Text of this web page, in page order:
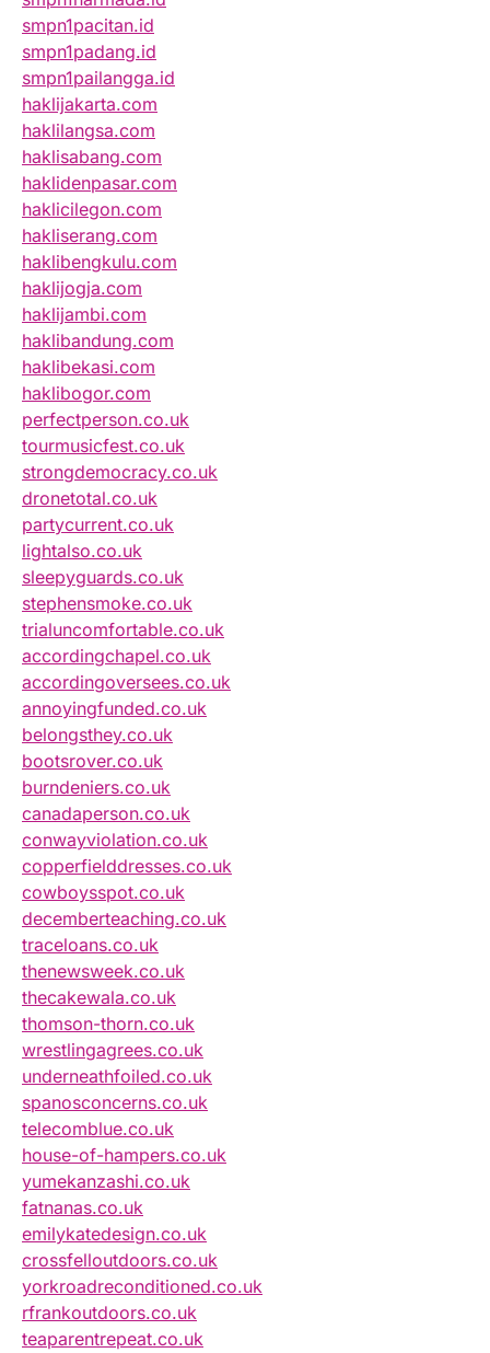
smpn1pacitan.id
smpn1padang.id
smpn1pailangga.id
haklijakarta.com
haklilangsa.com
haklisabang.com
haklidenpasar.com
haklicilegon.com
hakliserang.com
haklibengkulu.com
haklijogja.com
haklijambi.com
haklibandung.com
haklibekasi.com
haklibogor.com
perfectperson.co.uk
tourmusicfest.co.uk
strongdemocracy.co.uk
dronetotal.co.uk
partycurrent.co.uk
lightalso.co.uk
sleepyguards.co.uk
stephensmoke.co.uk
trialuncomfortable.co.uk
accordingchapel.co.uk
accordingoversees.co.uk
annoyingfunded.co.uk
belongsthey.co.uk
bootsrover.co.uk
burndeniers.co.uk
canadaperson.co.uk
conwayviolation.co.uk
copperfielddresses.co.uk
cowboysspot.co.uk
decemberteaching.co.uk
traceloans.co.uk
thenewsweek.co.uk
thecakewala.co.uk
thomson-thorn.co.uk
wrestlingagrees.co.uk
underneathfoiled.co.uk
spanosconcerns.co.uk
telecomblue.co.uk
house-of-hampers.co.uk
yumekanzashi.co.uk
fatnanas.co.uk
emilykatedesign.co.uk
crossfelloutdoors.co.uk
yorkroadreconditioned.co.uk
rfrankoutdoors.co.uk
teaparentrepeat.co.uk